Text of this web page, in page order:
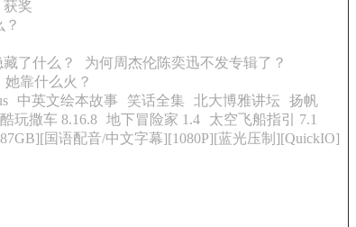
奖
了什么？
为何周杰伦陈奕迅不发专辑了？
靠什么火？
中英文绘本故事 笑话全集 北大博雅讲坛
扬帆
酷玩撒车 8.16.8 地下冒险家 1.4
太空飞船指引 7.1
国语配音/中文字幕][1080P][蓝光压制][QuickIO]